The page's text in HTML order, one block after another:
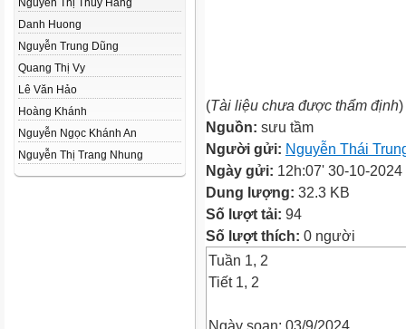
Nguyễn Thị Thúy Hằng
Danh Huong
Nguyễn Trung Dũng
Quang Thị Vy
Lê Văn Hảo
Hoàng Khánh
Nguyễn Ngọc Khánh An
Nguyễn Thị Trang Nhung
(Tài liệu chưa được thẩm định)
Nguồn: sưu tầm
Người gửi: Nguyễn Thái
Ngày gửi: 12h:07' 30-10-2024
Dung lượng: 32.3 KB
Số lượt tải: 94
Số lượt thích: 0 người
Tuần 1, 2
Tiết 1, 2
Ngày soạn: 03/9/2024